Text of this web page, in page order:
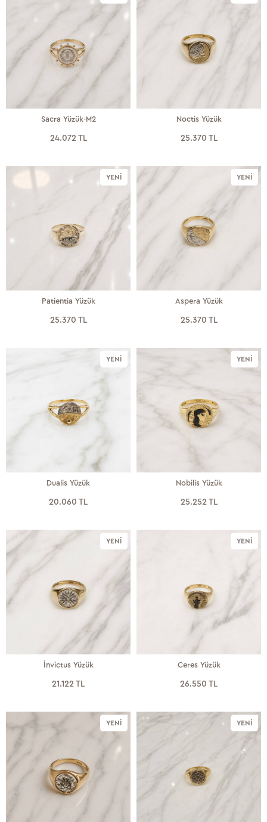
Sacra Yüzük-M2
24.072 TL
Noctis Yüzük
25.370 TL
YENI
Patientia Yüzük
25.370 TL
YENI
Aspera Yüzük
25.370 TL
YENI
Dualis Yüzük
20.060 TL
YENI
Nobilis Yüzük
25.252 TL
YENI
İnvictus Yüzük
21.122 TL
YENI
Ceres Yüzük
26.550 TL
YENI YENI